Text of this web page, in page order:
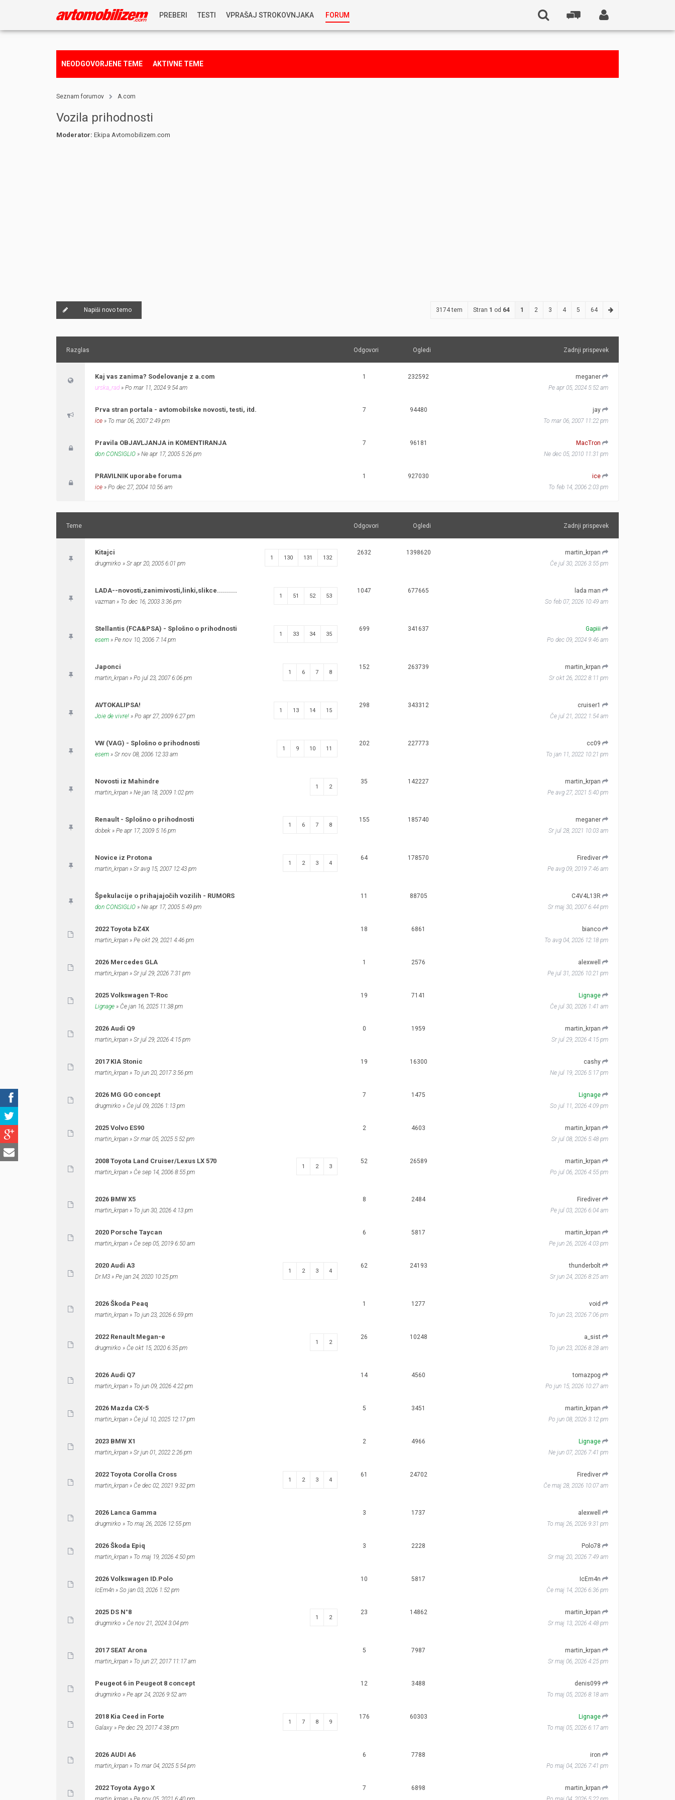
PREBERI
NAGRADNA IGRA
TESTI VPRAŠAJ STROKOVNJAKA
KOSTJA PRIHODA
FORUM
NEODGOVORJENE TEME AKTIVNE TEME
Seznam forumov A.com
Vozila prihodnosti
Moderator: Ekipa Avtomobilizem.com
Napiši novo temo 3174 tem Stran 1 od 64 1 2 3 4 5 64
Razglas Odgovori Ogledi Zadnji prispevek
Kaj vas zanima? Sodelovanje z a.com
urska_rad» Po mar 11, 2024 9:54 am
1 232592
meganer
Pe apr 05, 2024 5:52 am
Prva stran portala - avtomobilske novosti, testi, itd.
ice » To mar 06, 2007 2:49 pm
7 94480
jay
To mar 06, 2007 11:22 pm
Pravila OBJAVLJANJA in KOMENTIRANJA
don CONSIGLIO » Ne apr 17, 2005 5:26 pm
7 96181
MacTron
Ne dec 05, 2010 11:31 pm
PRAVILNIK uporabe foruma
ice » Po dec 27, 2004 10:56 am
1 927030
ice
To feb 14, 2006 2:03 pm
Teme Odgovori Ogledi Zadnji prispevek
1 130 131 132
Kitajci
drugmirko » Sr apr 20, 2005 6:01 pm
2632 1398620
martin_krpan
Če jul 30, 2026 3:55 pm
1 51 52 53
LADA--novosti,zanimivosti,linki,slikce..........
vazman » To dec 16, 2003 3:36 pm
1047 677665
lada man
So feb 07, 2026 10:49 am
1 33 34 35
Stellantis (FCA&PSA) - Splošno o prihodnosti
esem » Pe nov 10, 2006 7:14 pm
699 341637
Gapiii
Po dec 09, 2024 9:46 am
1 6 7 8
Japonci
martin_krpan » Po jul 23, 2007 6:06 pm
152 263739
martin_krpan
Sr okt 26, 2022 8:11 pm
1 13 14 15
AVTOKALIPSA!
Joie de vivre! » Po apr 27, 2009 6:27 pm
298 343312
cruiser1
Če jul 21, 2022 1:54 am
1 9 10 11
VW (VAG) - Splošno o prihodnosti
esem » Sr nov 08, 2006 12:33 am
202 227773
cc09
To jan 11, 2022 10:21 pm
1 2
Novosti iz Mahindre
martin_krpan » Ne jan 18, 2009 1:02 pm
35 142227
martin_krpan
Pe avg 27, 2021 5:40 pm
1 6 7 8
Renault - Splošno o prihodnosti
dobek » Pe apr 17, 2009 5:16 pm
155 185740
meganer
Sr jul 28, 2021 10:03 am
1 2 3 4
Novice iz Protona
martin_krpan » Sr avg 15, 2007 12:43 pm
64 178570
Firediver
Pe avg 09, 2019 7:46 am
Špekulacije o prihajajočih vozilih - RUMORS
don CONSIGLIO » Ne apr 17, 2005 5:49 pm
11 88705
C4V4L13R
Sr maj 30, 2007 6:44 pm
2022 Toyota bZ4X
martin_krpan » Pe okt 29, 2021 4:46 pm
18 6861
bianco
To avg 04, 2026 12:18 pm
2026 Mercedes GLA
martin_krpan » Sr jul 29, 2026 7:31 pm
1 2576
alexwell
Pe jul 31, 2026 10:21 pm
2025 Volkswagen T-Roc
Lignage » Če jan 16, 2025 11:38 pm
19 7141
Lignage
Če jul 30, 2026 1:41 am
2026 Audi Q9
martin_krpan » Sr jul 29, 2026 4:15 pm
0 1959
martin_krpan
Sr jul 29, 2026 4:15 pm
2017 KIA Stonic
martin_krpan » To jun 20, 2017 3:56 pm
19 16300
cashy
Ne jul 19, 2026 5:17 pm
2026 MG GO concept
drugmirko » Če jul 09, 2026 1:13 pm
7 1475
Lignage
So jul 11, 2026 4:09 pm
2025 Volvo ES90
martin_krpan » Sr mar 05, 2025 5:52 pm
2 4603
martin_krpan
Sr jul 08, 2026 5:48 pm
1 2 3
2008 Toyota Land Cruiser/Lexus LX 570
martin_krpan » Če sep 14, 2006 8:55 pm
52 26589
martin_krpan
Po jul 06, 2026 4:55 pm
2026 BMW X5
martin_krpan » To jun 30, 2026 4:13 pm
8 2484
Firediver
Pe jul 03, 2026 6:04 am
2020 Porsche Taycan
martin_krpan » Če sep 05, 2019 6:50 am
6 5817
martin_krpan
Pe jun 26, 2026 4:03 pm
1 2 3 4
2020 Audi A3
Dr.M3 » Pe jan 24, 2020 10:25 pm
62 24193
thunderbolt
Sr jun 24, 2026 8:25 am
2026 Škoda Peaq
martin_krpan » To jun 23, 2026 6:59 pm
1 1277
void
To jun 23, 2026 7:06 pm
1 2
2022 Renault Megan-e
drugmirko » Če okt 15, 2020 6:35 pm
26 10248
a_sist
To jun 23, 2026 8:28 am
2026 Audi Q7
martin_krpan » To jun 09, 2026 4:22 pm
14 4560
tomazpog
Po jun 15, 2026 10:27 am
2026 Mazda CX-5
martin_krpan » Če jul 10, 2025 12:17 pm
5 3451
martin_krpan
Po jun 08, 2026 3:12 pm
2023 BMW X1
martin_krpan » Sr jun 01, 2022 2:26 pm
2 4966
Lignage
Ne jun 07, 2026 7:41 pm
1 2 3 4
2022 Toyota Corolla Cross
martin_krpan » Če dec 02, 2021 9:32 pm
61 24702
Firediver
Če maj 28, 2026 10:07 am
2026 Lanca Gamma
drugmirko » To maj 26, 2026 12:55 pm
3 1737
alexwell
To maj 26, 2026 9:31 pm
2026 Škoda Epiq
martin_krpan » To maj 19, 2026 4:50 pm
3 2228
Polo78
Sr maj 20, 2026 7:49 am
2026 Volkswagen ID.Polo
IcEm4n » So jan 03, 2026 1:52 pm
10 5817
IcEm4n
Če maj 14, 2026 6:36 pm
1 2
2025 DS N°8
drugmirko » Če nov 21, 2024 3:04 pm
23 14862
martin_krpan
Sr maj 13, 2026 4:48 pm
2017 SEAT Arona
martin_krpan » To jun 27, 2017 11:17 am
5 7987
martin_krpan
Sr maj 06, 2026 4:25 pm
Peugeot 6 in Peugeot 8 concept
drugmirko » Pe apr 24, 2026 9:52 am
12 3488
denis099
To maj 05, 2026 8:18 am
1 7 8 9
2018 Kia Ceed in Forte
Galaxy » Pe dec 29, 2017 4:38 pm
176 60303
Lignage
To maj 05, 2026 6:17 am
2026 AUDI A6
martin_krpan » To mar 04, 2025 5:54 pm
6 7788
iron
Po maj 04, 2026 7:41 pm
2022 Toyota Aygo X 7 6898
martin_krpan